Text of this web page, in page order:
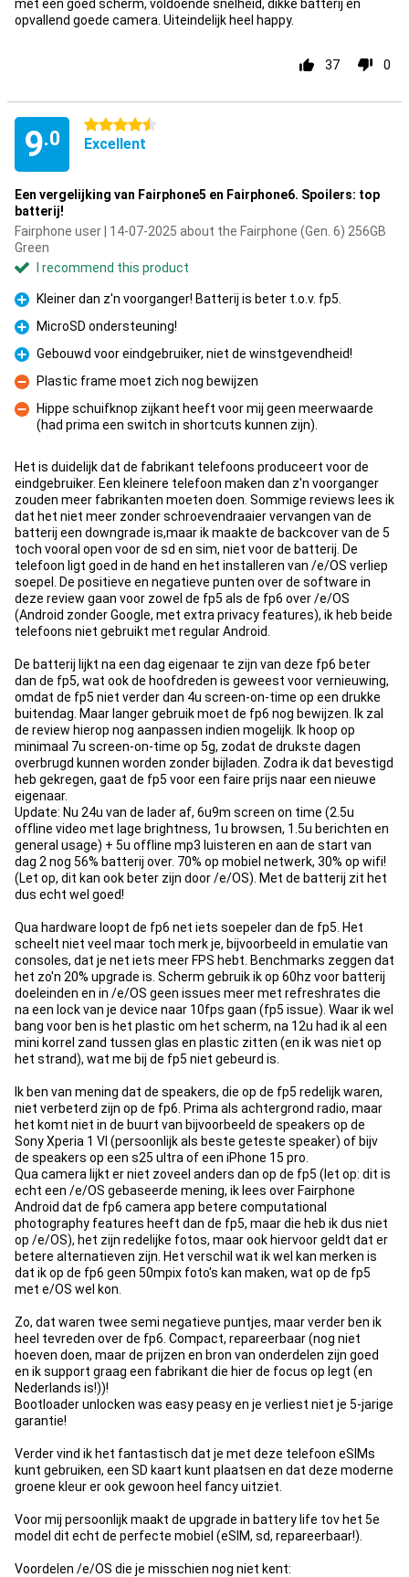
met een goed scherm, voldoende snelheid, dikke batterij en
opvallend goede camera. Uiteindelijk heel happy.
37 0
9.0
4.5 stars
Excellent
Een vergelijking van Fairphone5 en Fairphone6. Spoilers: top
batterij!
Fairphone user | 14-07-2025 about the Fairphone (Gen. 6) 256GB
Green
I recommend this product
Pro
Kleiner dan z'n voorganger! Batterij is beter t.o.v. fp5.
Pro
MicroSD ondersteuning!
Pro
Gebouwd voor eindgebruiker, niet de winstgevendheid!
Con
Plastic frame moet zich nog bewijzen
Con
Hippe schuifknop zijkant heeft voor mij geen meerwaarde
(had prima een switch in shortcuts kunnen zijn).
Het is duidelijk dat de fabrikant telefoons produceert voor de
eindgebruiker. Een kleinere telefoon maken dan z'n voorganger
zouden meer fabrikanten moeten doen. Sommige reviews lees ik
dat het niet meer zonder schroevendraaier vervangen van de
batterij een downgrade is,maar ik maakte de backcover van de 5
toch vooral open voor de sd en sim, niet voor de batterij. De
telefoon ligt goed in de hand en het installeren van /e/OS verliep
soepel. De positieve en negatieve punten over de software in
deze review gaan voor zowel de fp5 als de fp6 over /e/OS
(Android zonder Google, met extra privacy features), ik heb beide
telefoons niet gebruikt met regular Android.
De batterij lijkt na een dag eigenaar te zijn van deze fp6 beter
dan de fp5, wat ook de hoofdreden is geweest voor vernieuwing,
omdat de fp5 niet verder dan 4u screen-on-time op een drukke
buitendag. Maar langer gebruik moet de fp6 nog bewijzen. Ik zal
de review hierop nog aanpassen indien mogelijk. Ik hoop op
minimaal 7u screen-on-time op 5g, zodat de drukste dagen
overbrugd kunnen worden zonder bijladen. Zodra ik dat bevestigd
heb gekregen, gaat de fp5 voor een faire prijs naar een nieuwe
eigenaar.
Update: Nu 24u van de lader af, 6u9m screen on time (2.5u
offline video met lage brightness, 1u browsen, 1.5u berichten en
general usage) + 5u offline mp3 luisteren en aan de start van
dag 2 nog 56% batterij over. 70% op mobiel netwerk, 30% op wifi!
(Let op, dit kan ook beter zijn door /e/OS). Met de batterij zit het
dus echt wel goed!
Qua hardware loopt de fp6 net iets soepeler dan de fp5. Het
scheelt niet veel maar toch merk je, bijvoorbeeld in emulatie van
consoles, dat je net iets meer FPS hebt. Benchmarks zeggen dat
het zo'n 20% upgrade is. Scherm gebruik ik op 60hz voor batterij
doeleinden en in /e/OS geen issues meer met refreshrates die
na een lock van je device naar 10fps gaan (fp5 issue). Waar ik wel
bang voor ben is het plastic om het scherm, na 12u had ik al een
mini korrel zand tussen glas en plastic zitten (en ik was niet op
het strand), wat me bij de fp5 niet gebeurd is.
Ik ben van mening dat de speakers, die op de fp5 redelijk waren,
niet verbeterd zijn op de fp6. Prima als achtergrond radio, maar
het komt niet in de buurt van bijvoorbeeld de speakers op de
Sony Xperia 1 VI (persoonlijk als beste geteste speaker) of bijv
de speakers op een s25 ultra of een iPhone 15 pro.
Qua camera lijkt er niet zoveel anders dan op de fp5 (let op: dit is
echt een /e/OS gebaseerde mening, ik lees over Fairphone
Android dat de fp6 camera app betere computational
photography features heeft dan de fp5, maar die heb ik dus niet
op /e/OS), het zijn redelijke fotos, maar ook hiervoor geldt dat er
betere alternatieven zijn. Het verschil wat ik wel kan merken is
dat ik op de fp6 geen 50mpix foto's kan maken, wat op de fp5
met e/OS wel kon.
Zo, dat waren twee semi negatieve puntjes, maar verder ben ik
heel tevreden over de fp6. Compact, repareerbaar (nog niet
hoeven doen, maar de prijzen en bron van onderdelen zijn goed
en ik support graag een fabrikant die hier de focus op legt (en
Nederlands is!))!
Bootloader unlocken was easy peasy en je verliest niet je 5-jarige
garantie!
Verder vind ik het fantastisch dat je met deze telefoon eSIMs
kunt gebruiken, een SD kaart kunt plaatsen en dat deze moderne
groene kleur er ook gewoon heel fancy uitziet.
Voor mij persoonlijk maakt de upgrade in battery life tov het 5e
model dit echt de perfecte mobiel (eSIM, sd, repareerbaar!).
Voordelen /e/OS die je misschien nog niet kent: